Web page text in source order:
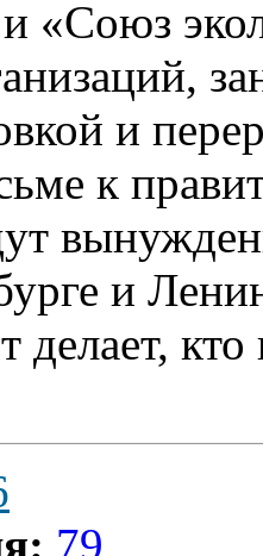
«Союз
и
к
и
делает,
79